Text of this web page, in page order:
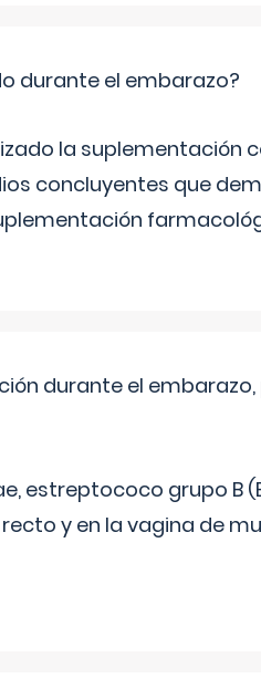
durante el embarazo?
la suplementación
concluyentes que
durante el
estreptococo grupo B
y en la vagina de